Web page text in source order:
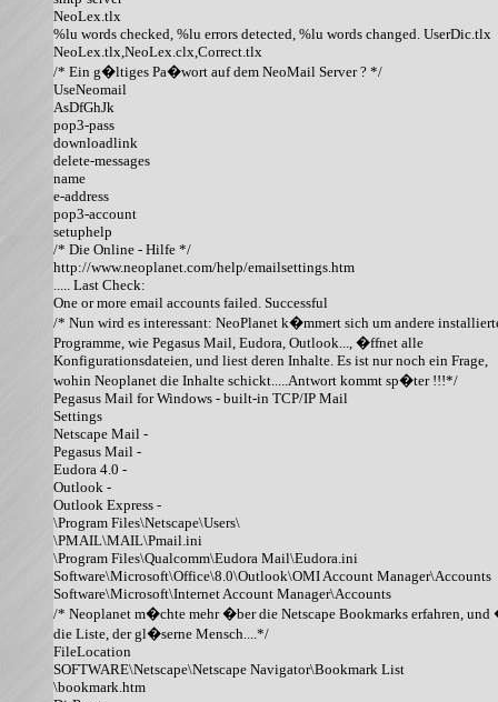
NeoLex.tlx
%lu words checked, %lu errors detected, %lu words changed. UserDic.tlx
NeoLex.tlx,NeoLex.clx,Correct.tlx
/* Ein g�ltiges Pa�wort auf dem NeoMail Server ? */
UseNeomail
AsDfGhJk
pop3-pass
downloadlink
delete-messages
name
e-address
pop3-account
setuphelp
/* Die Online - Hilfe */
http://www.neoplanet.com/help/emailsettings.htm
..... Last Check:
One or more email accounts failed. Successful
/* Nun wird es interessant: NeoPlanet k�mmert sich um andere
Programme, wie Pegasus Mail, Eudora, Outlook..., �ffnet alle
Konfigurationsdateien, und liest deren Inhalte. Es ist nur noch ein Frage,
wohin Neoplanet die Inhalte schickt.....Antwort kommt sp�ter !!!*/
Pegasus Mail for Windows - built-in TCP/IP Mail
Settings
Netscape Mail -
Pegasus Mail -
Eudora 4.0 -
Outlook -
Outlook Express -
\Program Files\Netscape\Users\
\PMAIL\MAIL\Pmail.ini
\Program Files\Qualcomm\Eudora Mail\Eudora.ini
Software\Microsoft\Office\8.0\Outlook\OMI Account Manager\Accounts
Software\Microsoft\Internet Account Manager\Accounts
/* Neoplanet m�chte mehr �ber die Netscape Bookmarks erfahren,
die Liste, der gl�serne Mensch....*/
FileLocation
SOFTWARE\Netscape\Netscape Navigator\Bookmark List
\bookmark.htm